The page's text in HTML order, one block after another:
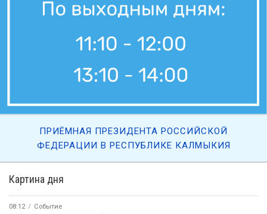
Картина дня
08:12 Событие
ПРИЁМНАЯ ПРЕЗИДЕНТА РОССИЙСКОЙ
ФЕДЕРАЦИИ В РЕСПУБЛИКЕ КАЛМЫКИЯ